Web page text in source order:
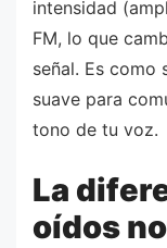
intensidad
FM, lo que
señal. Es como
suave para
tono de tu voz.
La
oídos